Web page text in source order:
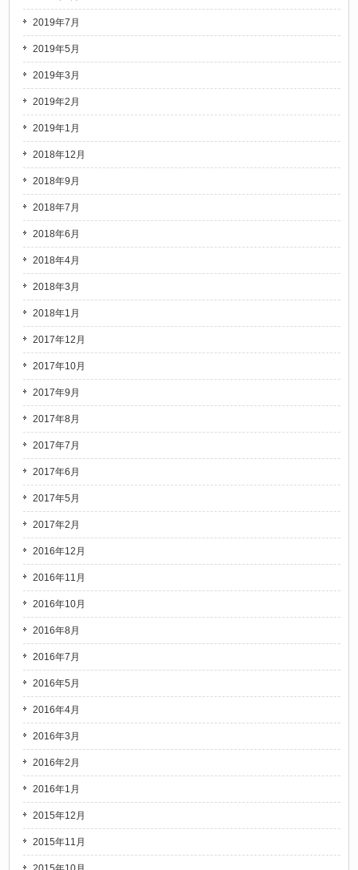
2019年7月
2019年5月
2019年3月
2019年2月
2019年1月
2018年12月
2018年9月
2018年7月
2018年6月
2018年4月
2018年3月
2018年1月
2017年12月
2017年10月
2017年9月
2017年8月
2017年7月
2017年6月
2017年5月
2017年2月
2016年12月
2016年11月
2016年10月
2016年8月
2016年7月
2016年5月
2016年4月
2016年3月
2016年2月
2016年1月
2015年12月
2015年11月